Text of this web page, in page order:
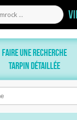
Faire une recherche
tarpin détaillée